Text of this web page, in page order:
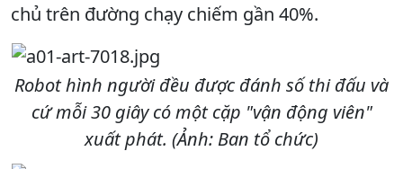
chủ trên đường chạy chiếm gần 40%.
Robot hình người đều được đánh số thi đấu và
cứ mỗi 30 giây có một cặp "vận động viên"
xuất phát. (Ảnh: Ban tổ chức)